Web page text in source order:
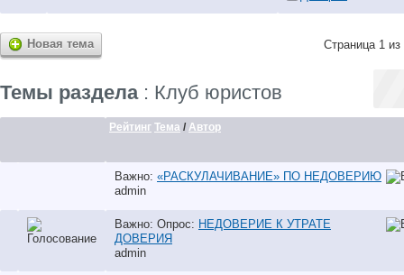
Новая тема Страница 1 из
Темы раздела: Клуб юристов
Рейтинг Тема / Автор
Важно: «РАСКУЛАЧИВАНИЕ» ПО НЕДОВЕРИЮ
аdmin
Важно: Опрос: НЕДОВЕРИЕ К УТРАТЕ
ДОВЕРИЯ
аdmin